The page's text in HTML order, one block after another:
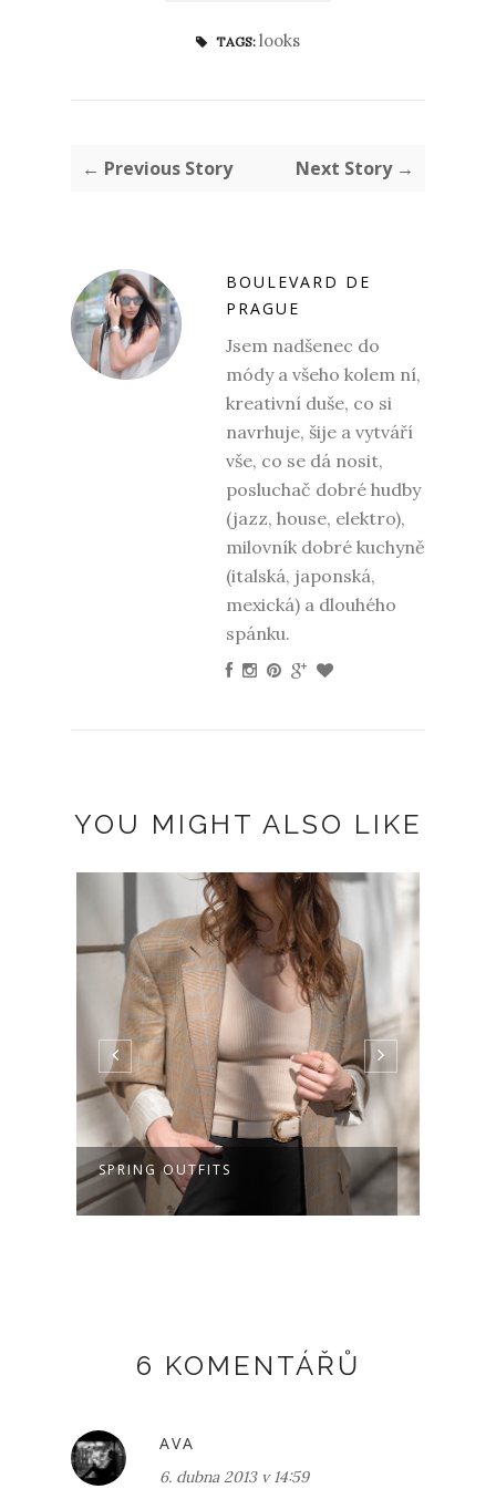
TAGS: looks
← Previous Story Next Story →
BOULEVARD DE
PRAGUE
Jsem nadšenec do
módy a všeho kolem ní,
kreativní duše, co si
navrhuje, šije a vytváří
vše, co se dá nosit,
posluchač dobré hudby
(jazz, house, elektro),
milovník dobré kuchyně
(italská, japonská,
mexická) a dlouhého
spánku.
YOU MIGHT ALSO LIKE
SPRING OUTFITS
6 KOMENTÁŘŮ
AVA
6. dubna 2013 v 14:59